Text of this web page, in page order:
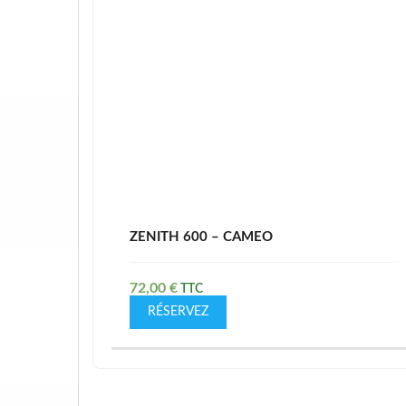
ZENITH 600 – CAMEO
72,00 €
RÉSERVEZ